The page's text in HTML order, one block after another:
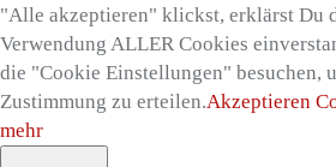
"Alle akzeptieren" klickst, erklärst Du
Verwendung ALLER Cookies
die "Cookie Einstellungen" besuchen,
Zustimmung zu erteilen.Akzeptieren
mehr